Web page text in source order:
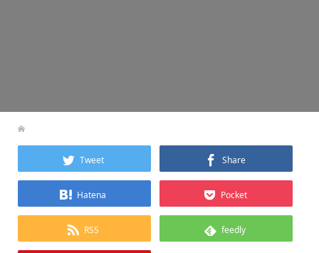
Tweet Share
Hatena Pocket
RSS feedly